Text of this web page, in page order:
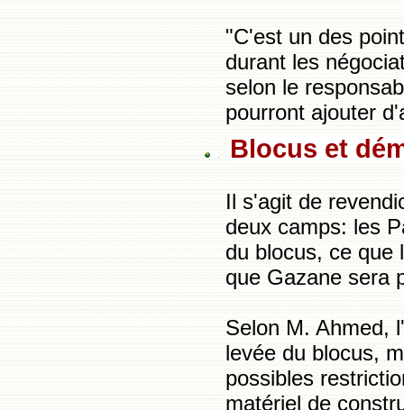
"C'est un des
durant les
selon le
pourront ajouter
Blocus et
Il s'agit de
deux camps: les
du blocus, ce que
que Gazane sera
Selon M. Ahmed,
levée du blocus,
possibles
matériel de